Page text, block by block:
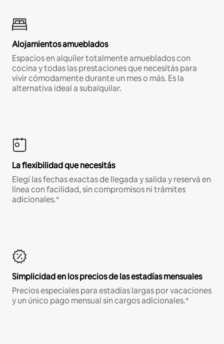
Alojamientos amueblados
Espacios en alquiler totalmente amueblados con
cocina y todas las prestaciones que necesitás para
vivir cómodamente durante un mes o más. Es la
alternativa ideal a subalquilar.
La flexibilidad que necesitás
Elegí las fechas exactas de llegada y salida y reservá en
línea con facilidad, sin compromisos ni trámites
adicionales.*
Simplicidad en los precios de las estadías mensuales
Precios especiales para estadías largas por vacaciones
y un único pago mensual sin cargos adicionales.*